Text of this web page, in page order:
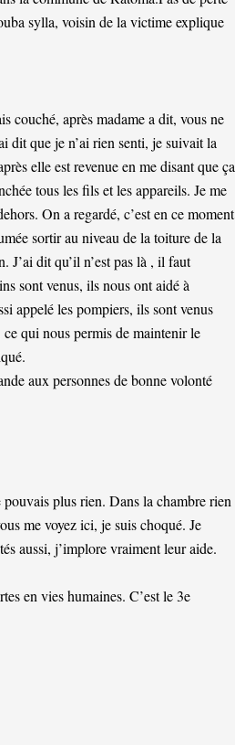
sylla, voisin de la victime explique
couché, après madame a dit, vous ne
dit que je n’ai rien senti, je suivait la
elle est revenue en me disant que ça
tous les fils et les appareils. Je me
On a regardé, c’est en ce moment
sortir au niveau de la toiture de la
J’ai dit qu’il n’est pas là , il faut
sont venus, ils nous ont aidé à
appelé les pompiers, ils sont venus
qui nous permis de maintenir le
aux personnes de bonne volonté
plus rien. Dans la chambre rien
me voyez ici, je suis choqué. Je
aussi, j’implore vraiment leur aide.
en vies humaines. C’est le 3e